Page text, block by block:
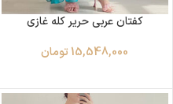
کفتان عربی حریر کله غازی
15,548,000 تومان